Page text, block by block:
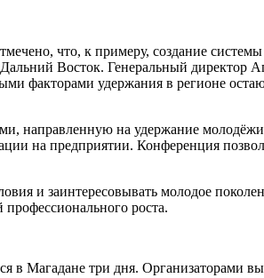
что, к примеру, создание
Восток. Генеральный директор
удержания в регионе
направленную на удержание
на предприятии. Конференция
и заинтересовывать молодое
роста.
в Магадане три дня.